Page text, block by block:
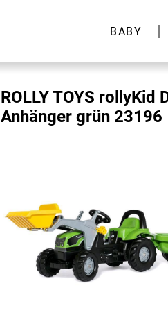
BABY
ROLLY TOYS rollyKid
Anhänger grün 23196